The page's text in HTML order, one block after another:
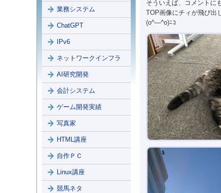
そういえば、コメントに
TOP画像にチィが飛び出
(o^―^o)ﾆｺ
業務システム
ChatGPT
IPv6
ネットワークインフラ
AI研究開発
会計システム
ゲーム開発実績
写真家
HTML講座
自作ＰＣ
Linux講座
競馬ネタ